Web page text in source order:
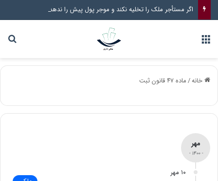
خانه/ماده ۴۷ قانون ثبت
مهر
- ۱۴۰۰ -
۱۰ مهر